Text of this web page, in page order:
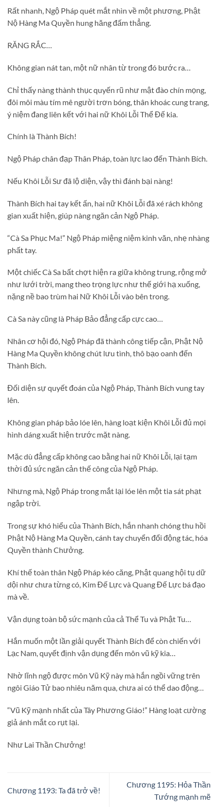
Rất nhanh, Ngộ Pháp quét mắt nhìn về một phương, Phật
Nộ Hàng Ma Quyền hung hăng đấm thẳng.
RĂNG RẮC…
Không gian nát tan, một nữ nhân từ trong đó bước ra…
Chỉ thấy nàng thành thục quyến rũ như mật đào chín mọng,
đôi môi màu tím mê người trơn bóng, thân khoác cung trang,
ý niệm đang liên kết với hai nữ Khôi Lỗi Thể Đế kia.
Chính là Thành Bích!
Ngộ Pháp chân đạp Thân Pháp, toàn lực lao đến Thành Bích.
Nếu Khôi Lỗi Sư đã lộ diện, vậy thì đánh bại nàng!
Thành Bích hai tay kết ấn, hai nữ Khôi Lỗi đã xé rách không
gian xuất hiện, giúp nàng ngăn cản Ngộ Pháp.
“Cà Sa Phục Ma!” Ngộ Pháp miệng niệm kinh văn, nhẹ nhàng
phất tay.
Một chiếc Cà Sa bất chợt hiện ra giữa không trung, rộng mở
như lưới trời, mang theo trọng lực như thế giới hạ xuống,
nặng nề bao trùm hai Nữ Khôi Lỗi vào bên trong.
Cà Sa này cũng là Pháp Bảo đẳng cấp cực cao…
Nhân cơ hội đó, Ngộ Pháp đã thành công tiếp cận, Phật Nộ
Hàng Ma Quyền không chút lưu tình, thô bạo oanh đến
Thành Bích.
Đối diện sự quyết đoán của Ngộ Pháp, Thành Bích vung tay
lên.
Không gian pháp bảo lóe lên, hàng loạt kiện Khôi Lỗi đủ mọi
hình dáng xuất hiện trước mặt nàng.
Mặc dù đẳng cấp không cao bằng hai nữ Khôi Lỗi, lại tạm
thời đủ sức ngăn cản thế công của Ngộ Pháp.
Nhưng mà, Ngộ Pháp trong mắt lại lóe lên một tia sát phạt
ngập trời.
Trong sự khó hiểu của Thành Bích, hắn nhanh chóng thu hồi
Phật Nộ Hàng Ma Quyền, cánh tay chuyển đổi động tác, hóa
Quyền thành Chưởng.
Khí thế toàn thân Ngộ Pháp kéo căng, Phật quang hội tụ dữ
dội như chưa từng có, Kim Đế Lực và Quang Đế Lực bá đạo
mà về.
Vận dụng toàn bộ sức mạnh của cả Thể Tu và Phật Tu…
Hắn muốn một lần giải quyết Thành Bích để còn chiến với
Lạc Nam, quyết định vận dụng đến môn vũ kỹ kia…
Nhờ lĩnh ngộ được môn Vũ Kỹ này mà hắn ngồi vững trên
ngôi Giáo Tử bao nhiêu năm qua, chưa ai có thể dao động…
“Vũ Kỹ mạnh nhất của Tây Phương Giáo!” Hàng loạt cường
giả ánh mắt co rụt lại.
Như Lai Thần Chưởng!
Chương 1193: Ta đã trở về!
Chương 1195: Hỏa Thần
Tướng mạnh mẽ